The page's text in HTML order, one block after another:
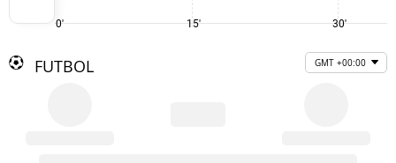
0' 15' 30'
FUTBOL GMT +00:00